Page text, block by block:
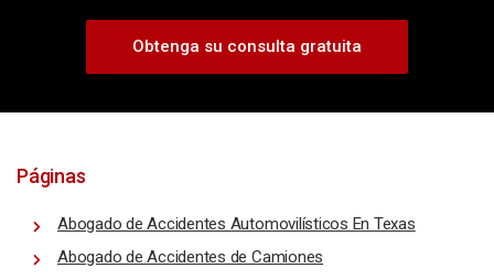
Obtenga su consulta gratuita
Páginas
Abogado de Accidentes Automovilísticos En Texas
Abogado de Accidentes de Camiones